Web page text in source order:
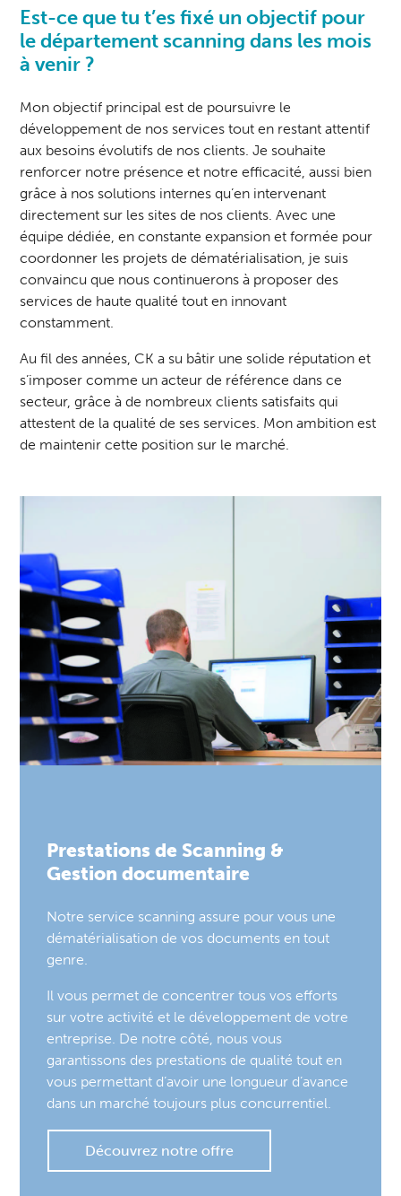
Est-ce que tu t’es fixé un objectif pour
le département scanning dans les mois
à venir ?
Mon objectif principal est de poursuivre le
développement de nos services tout en restant attentif
aux besoins évolutifs de nos clients. Je souhaite
renforcer notre présence et notre efficacité, aussi bien
grâce à nos solutions internes qu’en intervenant
directement sur les sites de nos clients. Avec une
équipe dédiée, en constante expansion et formée pour
coordonner les projets de dématérialisation, je suis
convaincu que nous continuerons à proposer des
services de haute qualité tout en innovant
constamment.
Au fil des années, CK a su bâtir une solide réputation et
s’imposer comme un acteur de référence dans ce
secteur, grâce à de nombreux clients satisfaits qui
attestent de la qualité de ses services. Mon ambition est
de maintenir cette position sur le marché.
Prestations de Scanning &
Gestion documentaire
Notre service scanning assure pour vous une
dématérialisation de vos documents en tout
genre.
Il vous permet de concentrer tous vos efforts
sur votre activité et le développement de votre
entreprise. De notre côté, nous vous
garantissons des prestations de qualité tout en
vous permettant d’avoir une longueur d’avance
dans un marché toujours plus concurrentiel.
Découvrez notre offre